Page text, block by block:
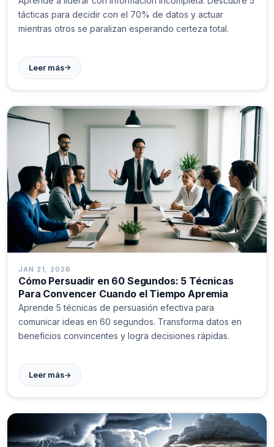
tácticas para decidir con el 70% de datos y actuar
mientras otros se paralizan esperando certeza total.
Leer más→
JAN 21, 2026
Cómo Persuadir en 60 Segundos: 5 Técnicas
Para Convencer Cuando el Tiempo Apremia
Aprende 5 técnicas de persuasión efectiva para
comunicar ideas en 60 segundos. Transforma datos en
beneficios convincentes y logra decisiones rápidas.
Leer más→